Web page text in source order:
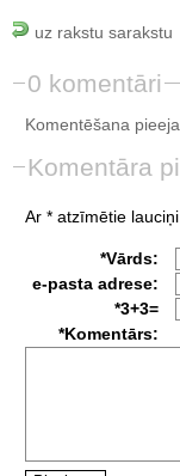
uz rakstu sarakstu
0 komentāri
Komentēšana
Komentāra
Ar * atzīmētie
*Vārds:
e-pasta adrese:
*3+3=
*Komentārs: